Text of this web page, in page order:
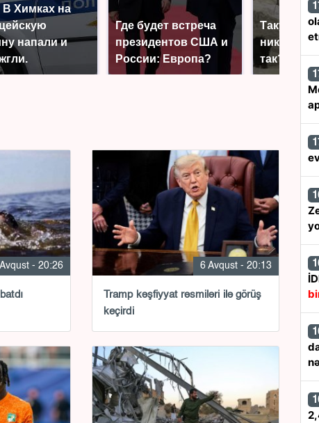
Химках на
напали и
Где будет встреча
президентов США и
России: Европа?
Такую
никто не
так?!
- 20:26 6 Avqust - 20:13
Tramp kəşfiyyat rəsmiləri ilə görüş
keçirdi